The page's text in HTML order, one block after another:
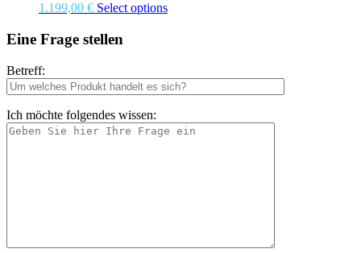
1.199,00 € Select options
Eine Frage stellen
Betreff:
Ich möchte folgendes wissen: